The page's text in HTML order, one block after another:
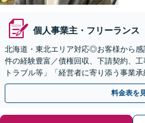
個人事業主・フリーランス
北海道・東北エリア対応◎お客様から
件の経験豊富／債権回収、下請契約、
トラブル等」「経営者に寄り添う事業
を含め総合的アドバイス」顧問契約／
料金表を